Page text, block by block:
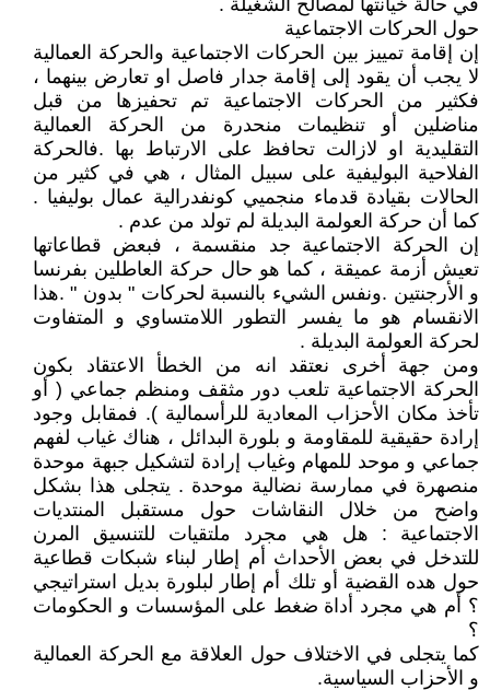
في حالة خيانتها لمصالح الشغيلة .
حول الحركات الاجتماعية
إن إقامة تمييز بين الحركات الاجتماعية والحركة العمالية
لا يجب أن يقود إلى إقامة جدار فاصل او تعارض بينهما ،
فكثير من الحركات الاجتماعية تم تحفيزها من قبل
مناضلين أو تنظيمات منحدرة من الحركة العمالية
التقليدية او لازالت تحافظ على الارتباط بها .فالحركة
الفلاحية البوليفية على سبيل المثال ، هي في كثير من
الحالات بقيادة قدماء منجميي كونفدرالية عمال بوليفيا .
كما أن حركة العولمة البديلة لم تولد من عدم .
إن الحركة الاجتماعية جد منقسمة ، فبعض قطاعاتها
تعيش أزمة عميقة ، كما هو حال حركة العاطلين بفرنسا
و الأرجنتين .ونفس الشيء بالنسبة لحركات " بدون " .هذا
الانقسام هو ما يفسر التطور اللامتساوي و المتفاوت
لحركة العولمة البديلة .
ومن جهة أخرى نعتقد انه من الخطأ الاعتقاد بكون
الحركة الاجتماعية تلعب دور مثقف ومنظم جماعي ( أو
تأخذ مكان الأحزاب المعادية للرأسمالية ). فمقابل وجود
إرادة حقيقية للمقاومة و بلورة البدائل ، هناك غياب لفهم
جماعي و موحد للمهام وغياب إرادة لتشكيل جبهة موحدة
منصهرة في ممارسة نضالية موحدة . يتجلى هذا بشكل
واضح من خلال النقاشات حول مستقبل المنتديات
الاجتماعية : هل هي مجرد ملتقيات للتنسيق المرن
للتدخل في بعض الأحداث أم إطار لبناء شبكات قطاعية
حول هده القضية أو تلك أم إطار لبلورة بديل استراتيجي
؟ أم هي مجرد أداة ضغط على المؤسسات و الحكومات
؟
كما يتجلى في الاختلاف حول العلاقة مع الحركة العمالية
و الأحزاب السياسية.